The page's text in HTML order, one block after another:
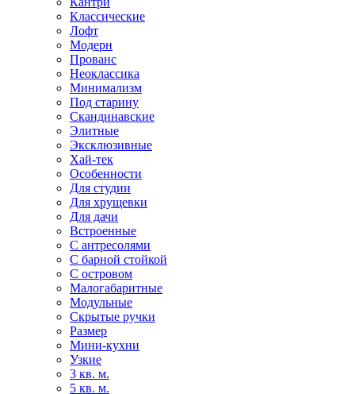
Классические
Лофт
Модерн
Прованс
Неоклассика
Минимализм
Под старину
Скандинавские
Элитные
Эксклюзивные
Хай-тек
Особенности
Для студии
Для хрущевки
Для дачи
Встроенные
С антресолями
С барной стойкой
С островом
Малогабаритные
Модульные
Скрытые ручки
Размер
Мини-кухни
Узкие
3 кв. м.
5 кв. м.